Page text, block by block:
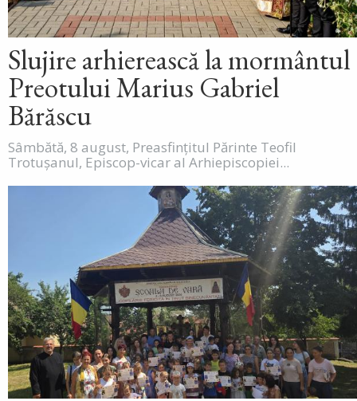
Slujire arhierească la mormântul
Preotului Marius Gabriel
Bărăscu
Sâmbătă, 8 august, Preasfințitul Părinte Teofil
Trotușanul, Episcop-vicar al Arhiepiscopiei...